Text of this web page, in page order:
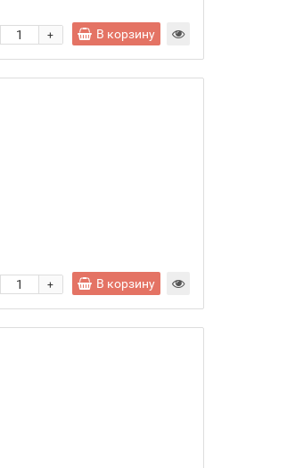
+ В корзину
+ В корзину